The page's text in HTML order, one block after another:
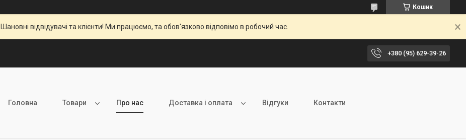
Кошик
Шановні відвідувачі та клієнти! Ми працюємо, та обов'язково відповімо в робочий час.
+380 (95) 629-39-26
Головна Товари Про нас Доставка і оплата Відгуки Контакти